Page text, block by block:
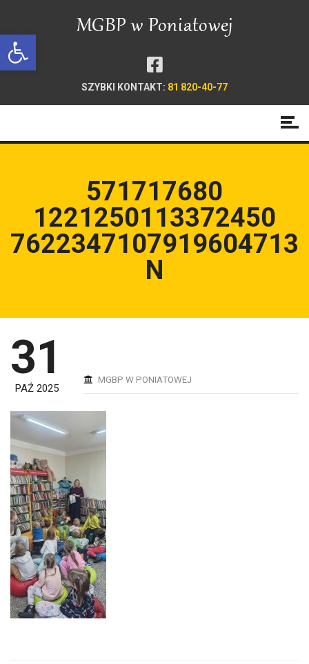
Open toolbar
SZYBKI KONTAKT: 81 820-40-77
571717680
1221250113372450
7622347107919604713
N
31
PAŹ 2025
MGBP W PONIATOWEJ